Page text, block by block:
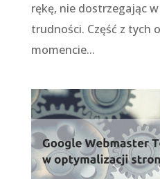
rękę, nie dostrzegając
trudności. Część z tych
momencie...